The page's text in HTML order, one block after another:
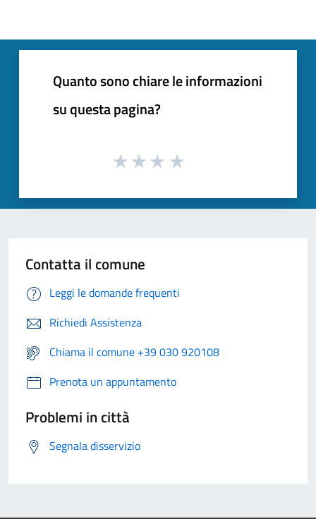
Quanto sono chiare le informazioni
su questa pagina?
Contatta il comune
Leggi le domande frequenti
Richiedi Assistenza
Chiama il comune +39 030 920108
Prenota un appuntamento
Problemi in città
Segnala disservizio